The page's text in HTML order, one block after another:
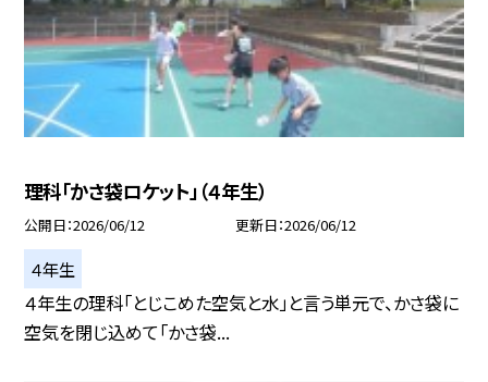
理科「かさ袋ロケット」（４年生）
公開日 2026/06/12 更新日 2026/06/12
４年生
４年生の理科「とじこめた空気と水」と言う単元で、かさ袋に
空気を閉じ込めて「かさ袋...